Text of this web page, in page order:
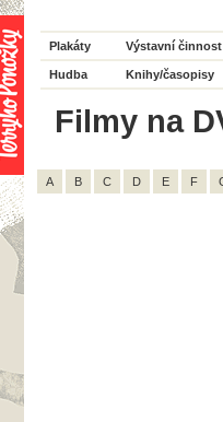
Plakáty Výstavní činnost
Hudba Knihy/časopisy
Filmy na
A B C D E F